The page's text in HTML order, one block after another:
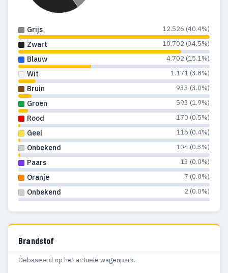
Grijs 12.526 (40.4%)
Zwart 10.702 (34.5%)
Blauw 4.702 (15.1%)
Wit 1.171 (3.8%)
Bruin 933 (3.0%)
Groen 593 (1.9%)
Rood 170 (0.5%)
Geel 116 (0.4%)
Onbekend 104 (0.3%)
Paars 13 (0.0%)
Oranje 7 (0.0%)
Onbekend 2 (0.0%)
Brandstof
Gebaseerd op het actuele wagenpark.